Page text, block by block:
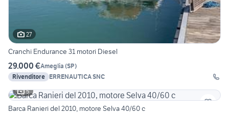
27
Cranchi Endurance 31 motori Diesel
29.000 €Ameglia (SP)
Rivenditore ERRENAUTICA SNC
5
Barca Ranieri del 2010, motore Selva 40/60 c